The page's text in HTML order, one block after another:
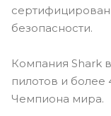
безопасности.
Компания Shark
пилотов и более
Чемпиона мира.